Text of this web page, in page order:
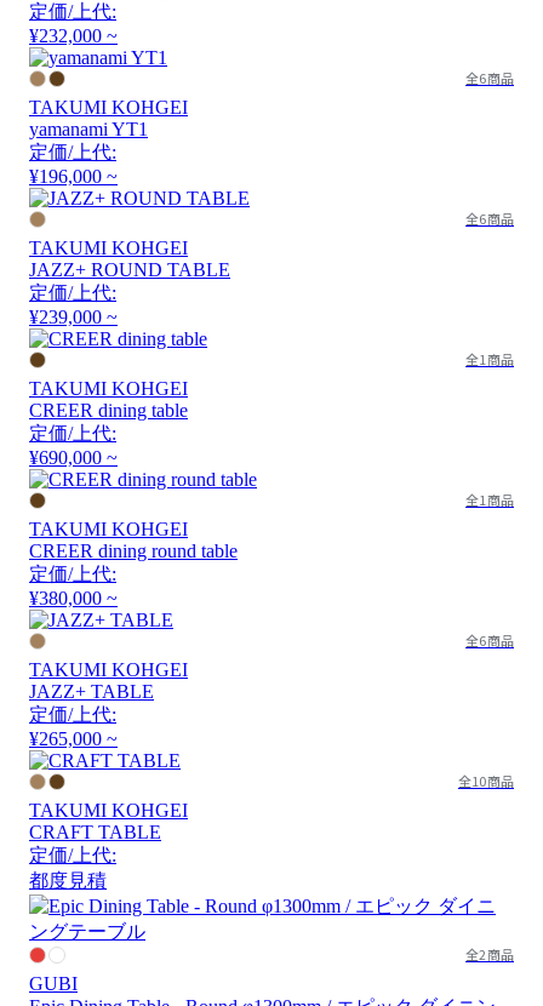
定価/上代:
¥232,000 ~
全6商品
TAKUMI KOHGEI
yamanami YT1
定価/上代:
¥196,000 ~
全6商品
TAKUMI KOHGEI
JAZZ+ ROUND TABLE
定価/上代:
¥239,000 ~
全1商品
TAKUMI KOHGEI
CREER dining table
定価/上代:
¥690,000 ~
全1商品
TAKUMI KOHGEI
CREER dining round table
定価/上代:
¥380,000 ~
全6商品
TAKUMI KOHGEI
JAZZ+ TABLE
定価/上代:
¥265,000 ~
全10商品
TAKUMI KOHGEI
CRAFT TABLE
定価/上代:
都度見積
全2商品
GUBI